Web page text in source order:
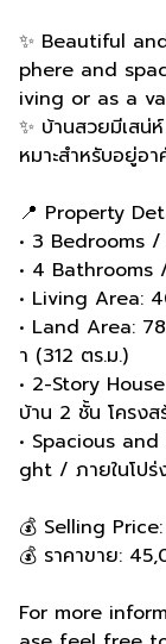
✨ Beautiful
phere and
iving or as a
✨ บ้านสวยมีเสน่
หมาะสำหรับอยู่อ
📍 Property
• 3 Bedrooms
• 4 Bathrooms
• Living Area:
• Land Area:
า (312 ตร.ม.)
• 2-Story
บ้าน 2 ชั้น โครงส
• Spacious
ght / ภายในโปร่
💰 Selling
💰 ราคาขาย:
For more